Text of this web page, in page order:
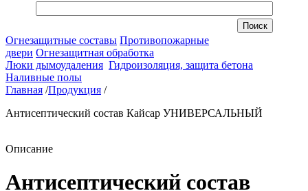
Огнезащитные составы Противопожарные
двери Огнезащитная обработка
Люки дымоудаления Гидроизоляция, защита бетона
Наливные полы
Главная /Продукция /
Антисептический состав Кайсар УНИВЕРСАЛЬНЫЙ
Описание
Антисептический состав